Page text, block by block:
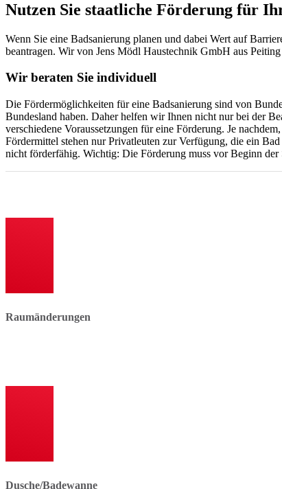
Nutzen Sie staatliche Förderung für
Wenn Sie eine Badsanierung planen und dabei Wert auf
beantragen. Wir von Jens Mödl Haustechnik GmbH aus
Wir beraten Sie individuell
Die Fördermöglichkeiten für eine Badsanierung sind von
Bundesland haben. Daher helfen wir Ihnen nicht nur bei der
verschiedene Voraussetzungen für eine Förderung. Je
Fördermittel stehen nur Privatleuten zur Verfügung, die ein
nicht förderfähig. Wichtig: Die Förderung muss vor Beginn
Raumänderungen
Dusche/Badewanne